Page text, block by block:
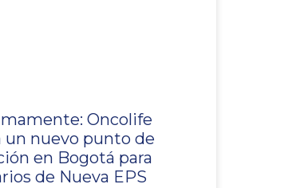
Oncolife
un nuevo punto de
en Bogotá para
de Nueva EPS